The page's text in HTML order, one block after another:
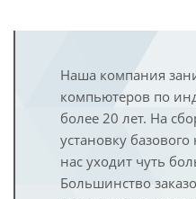
Наша компания
компьютеров по
более 20 лет. На
установку
нас уходит чуть
Большинство